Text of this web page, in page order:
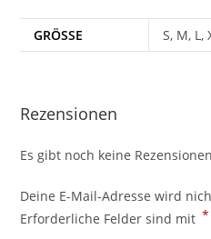
GRÖSSE S, M, L,
Rezensionen
Es gibt noch keine
Deine E-Mail-Adresse wird
Erforderliche Felder sind mit *